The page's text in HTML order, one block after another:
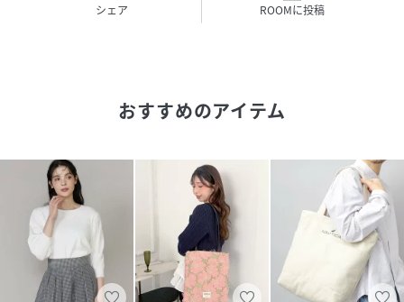
51-51201002-31-40 PD7876
シェア ROOMに投稿
おすすめのアイテム